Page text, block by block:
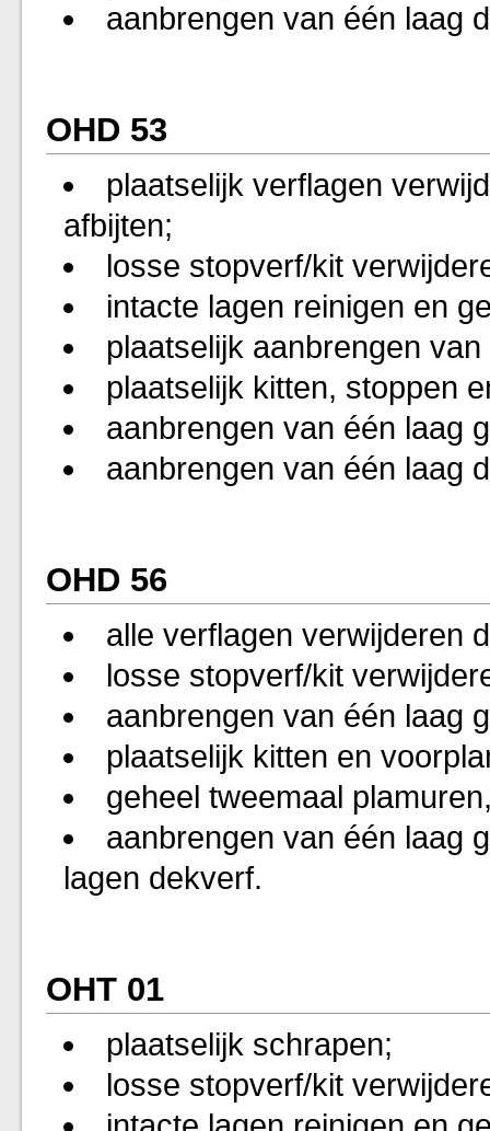
aanbrengen van één laag
OHD 53
plaatselijk verflagen
afbijten;
losse stopverf/kit
intacte lagen reinigen en
plaatselijk aanbrengen
plaatselijk kitten, stoppen
aanbrengen van één laag
aanbrengen van één laag
OHD 56
alle verflagen verwijderen
losse stopverf/kit
aanbrengen van één laag
plaatselijk kitten en
geheel tweemaal
aanbrengen van één laag
lagen dekverf.
OHT 01
plaatselijk schrapen;
losse stopverf/kit